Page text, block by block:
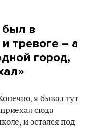
был в
тревоге – а
город,
я бывал тут
сюда
и остался под